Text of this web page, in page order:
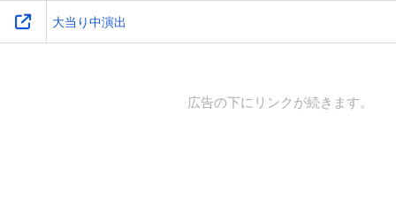
大当り中演出
広告の下にリンクが続きます。